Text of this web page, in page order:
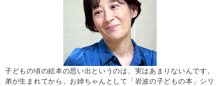
子どもの頃の絵本の思い出というのは、実はあまりないんです。
弟が生まれてから、お姉ちゃんとして「岩波の子どもの本」シリ